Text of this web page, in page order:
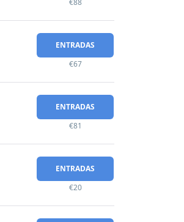
€88
ENTRADAS
€67
ENTRADAS
€81
ENTRADAS
€20